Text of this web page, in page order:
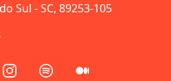
Sul - SC, 89253-105